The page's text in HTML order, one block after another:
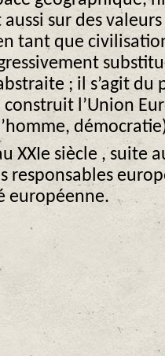
sur des
tant que
; il s’agit
l’Union
XXIe siècle , suite
responsables
européenne.